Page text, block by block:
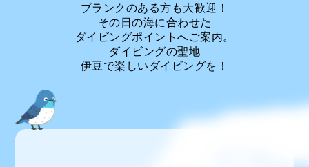
ブランクのある方も大歓迎！
その日の海に合わせた
ダイビングポイントへご案内。
ダイビングの聖地
伊豆で楽しいダイビングを！